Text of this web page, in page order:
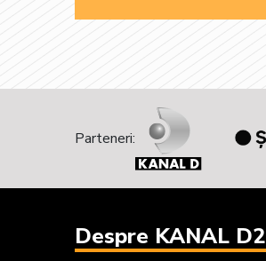
Parteneri:
Despre KANAL D2